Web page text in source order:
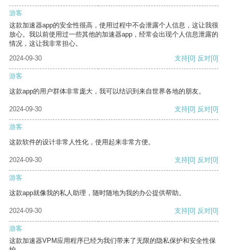
游客
这款加速器app的安全性很高，使用过程中不会泄露个人信息，这让我很
放心。我以前使用过一些其他的加速器app，经常会出现个人信息泄露的
情况，这让我非常担心。
2024-09-30
支持[0] 反对[0]
游客
这款app的用户群体非常庞大，我可以结识到来自世界各地的朋友。
2024-09-30 支持[0] 反对[0]
游客
这款软件的设计非常人性化，使用起来非常方便。
2024-09-30 支持[0] 反对[0]
游客
这款app就像我的私人助理，随时随地为我的办公提供帮助。
2024-09-30 支持[0] 反对[0]
游客
这款加速器VPM应用程序已经为我们带来了无限的隐私保护和安全性保